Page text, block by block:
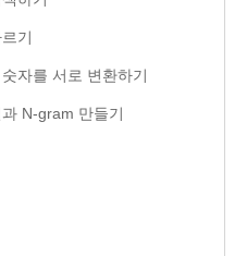
기
자를 서로 변환하기
N-gram 만들기